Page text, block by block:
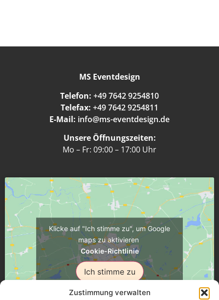
Zustimmung verwalten
MS Eventdesign
Telefon: +49 7642 9254810
Telefax: +49 7642 9254811
E-Mail: info@ms-eventdesign.de
Unsere Öffnungszeiten:
Mo – Fr: 09:00 – 17:00 Uhr
Klicke auf "Ich stimme zu", um Google
maps zu aktivieren
Cookie-Richtlinie
Ich stimme zu